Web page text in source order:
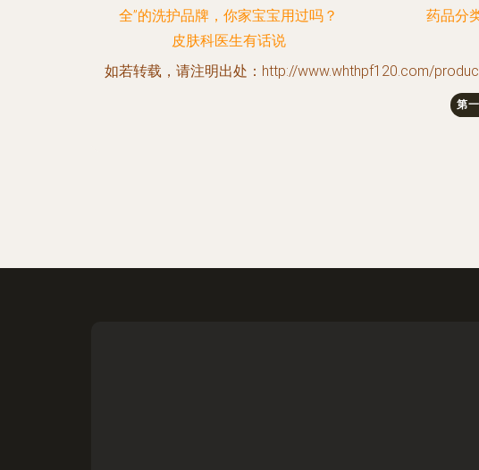
全”的洗护品牌，你家宝宝用过吗？
皮肤科医生有话说
药品分
如若转载，请注明出处：http://www.whthpf120.com/
第